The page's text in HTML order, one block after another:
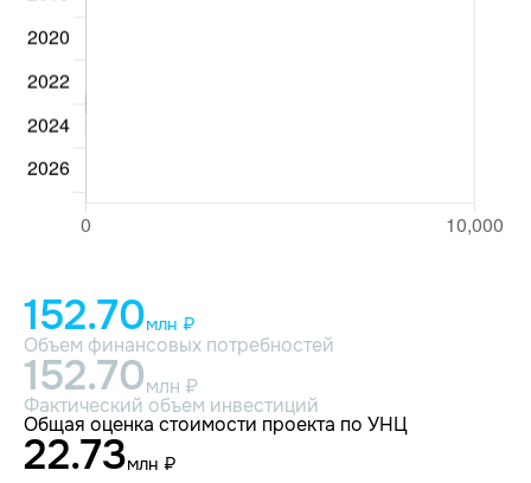
152.70млн ₽
Объем финансовых потребностей
152.70млн ₽
Фактический объем инвестиций
Общая оценка стоимости проекта по УНЦ
22.73млн ₽